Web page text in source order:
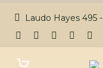
Laudo Hayes 495